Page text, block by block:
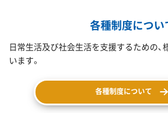
各種制度につい
日常生活及び社会生活を支援するための、
います。
各種制度について